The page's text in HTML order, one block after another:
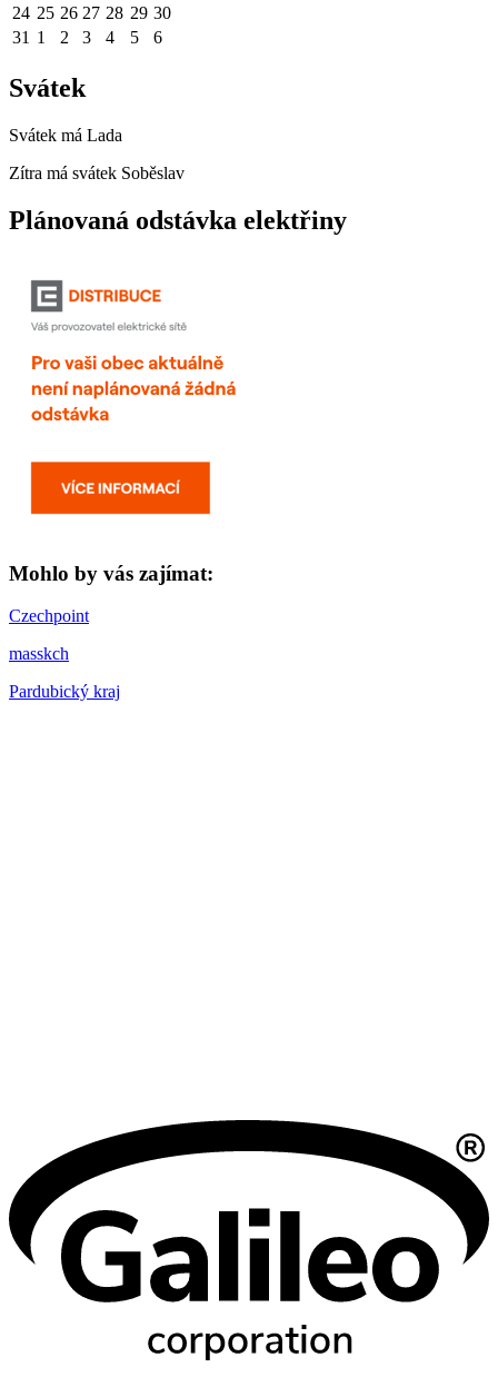
24 25 26 27 28 29 30
31 1 2 3 4 5 6
Svátek
Svátek má Lada
Zítra má svátek Soběslav
Plánovaná odstávka elektřiny
Mohlo by vás zajímat:
Czechpoint
masskch
Pardubický kraj